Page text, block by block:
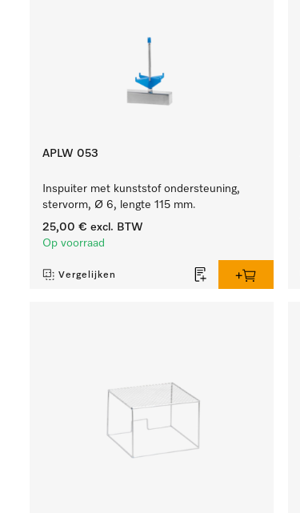
APLW 053
Inspuiter met kunststof ondersteuning,
stervorm, Ø 6, lengte 115 mm.
25,00 € excl. BTW
Op voorraad
Vergelijken